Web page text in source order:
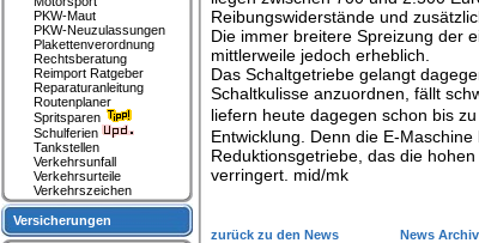
Reibungswiderstände und
Die immer breitere Spreizung der
mittlerweile jedoch erheblich.
Das Schaltgetriebe gelangt
Schaltkulisse anzuordnen, fällt
liefern heute dagegen schon bis
Entwicklung. Denn die E-
Reduktionsgetriebe, das die
verringert. mid/mk
zurück zu den News News Archiv
PKW-Maut
PKW-Neuzulassungen
Plakettenverordnung
Rechtsberatung
Reimport Ratgeber
Reparaturanleitung
Routenplaner
Spritsparen
Schulferien
Tankstellen
Verkehrsunfall
Verkehrsurteile
Verkehrszeichen
Versicherungen